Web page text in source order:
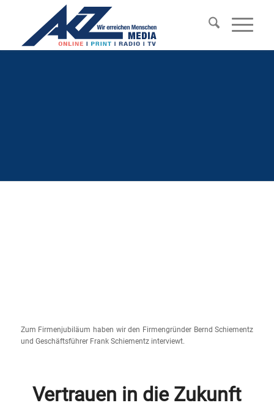
Zum Firmenjubiläum haben wir den Firmengründer Bernd Schiementz
und Geschäftsführer Frank Schiementz interviewt.
Vertrauen in die Zukunft